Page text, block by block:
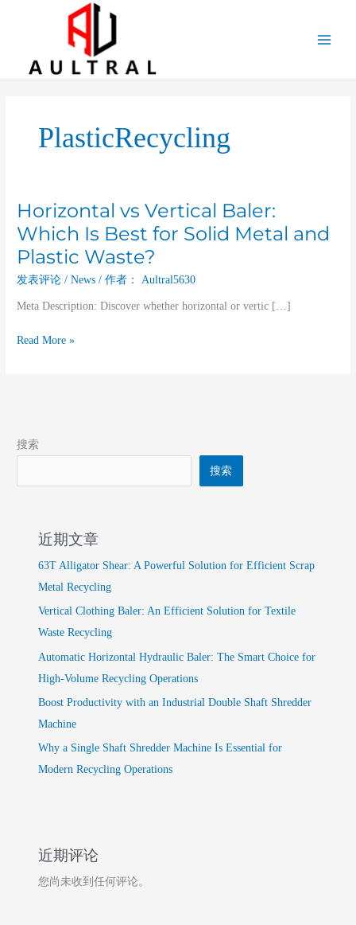
PlasticRecycling
Horizontal vs Vertical Baler:
Which Is Best for Solid Metal and
Plastic Waste?
发表评论 /News / 作者： Aultral5630
Meta Description: Discover whether horizontal or vertic […]
Horizontal
Vertical
Baler:
Which
Best
Solid
Read More »
搜索
搜索
近期文章
63T Alligator Shear: A Powerful Solution for Efficient Scrap
Metal Recycling
Vertical Clothing Baler: An Efficient Solution for Textile
Waste Recycling
Automatic Horizontal Hydraulic Baler: The Smart Choice for
High-Volume Recycling Operations
Boost Productivity with an Industrial Double Shaft Shredder
Machine
Why a Single Shaft Shredder Machine Is Essential for
Modern Recycling Operations
近期评论
您尚未收到任何评论。